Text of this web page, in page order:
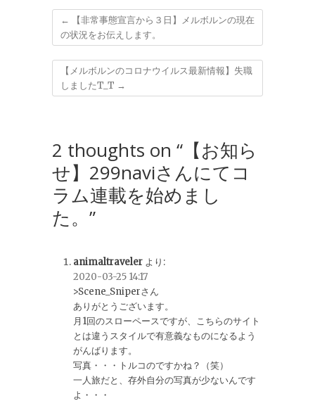
←
【非常事態宣言から３日】メルボルンの現在
の状況をお伝えします。
【メルボルンのコロナウイルス最新情報】失職
しましたT_T →
2 thoughts on “【お知ら
せ】299naviさんにてコ
ラム連載を始めまし
た。”
animaltraveler より:
2020-03-25 14:17
>Scene_Sniperさん
ありがとうございます。
月1回のスローペースですが、こちらのサイト
とは違うスタイルで有意義なものになるよう
がんばります。
写真・・・トルコのですかね？（笑）
一人旅だと、存外自分の写真が少ないんです
よ・・・